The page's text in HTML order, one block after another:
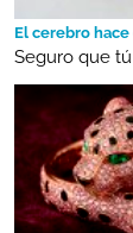
El cerebro hace
Seguro que